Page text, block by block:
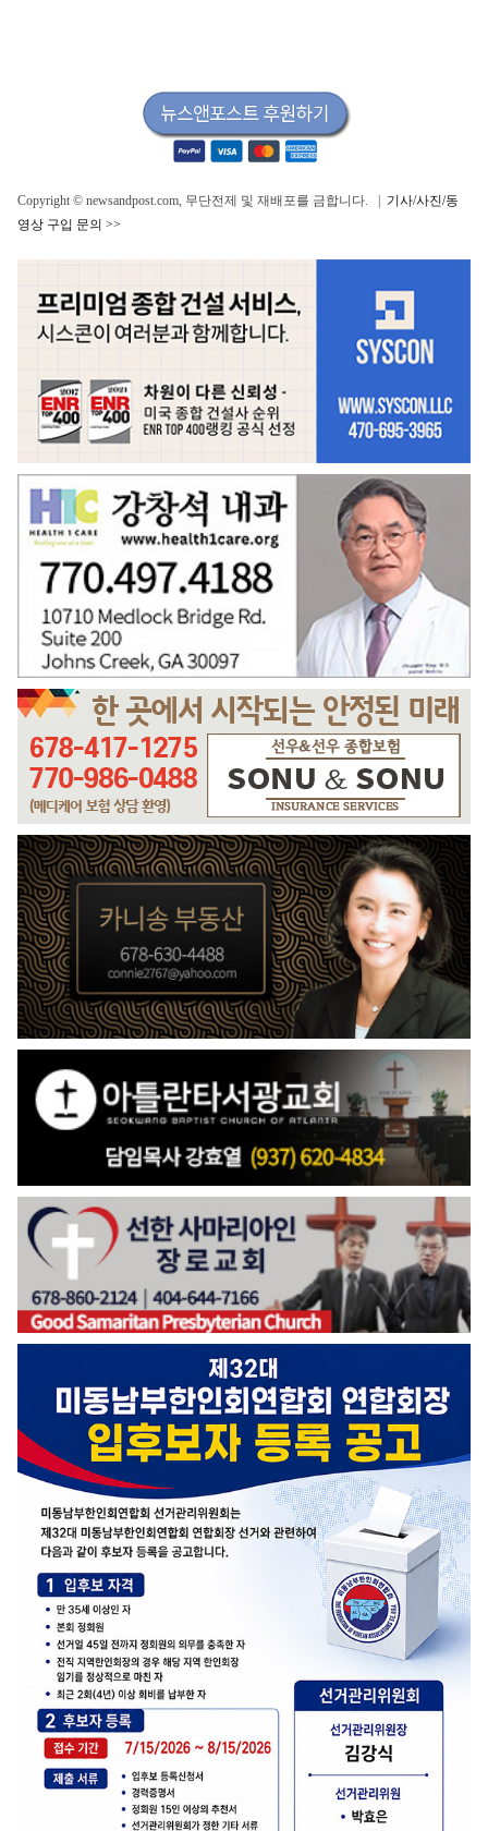
Copyright © newsandpost.com, 무단전제 및 재배포를 금합니다. | 기사/사진/동
영상 구입 문의 >>